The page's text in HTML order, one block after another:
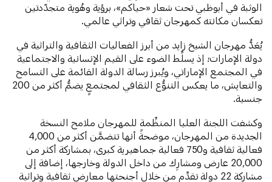
الوثبة في أبوظبي تحت شعار «حياكم»، برؤية وهُوية متجدّدتين
تعكسان مكانته كمهرجان ثقافي وتراثي عالمي.
يُعَدُّ مهرجان الشيخ زايد من أبرز الفعاليات الثقافية والتراثية في
دولة الإمارات؛ إذ يسلِّط الضوء على القيم الإنسانية والاجتماعية
في المجتمع الإماراتي، ويُبرز رسالة الدولة القائمة على التسامح
والتعايش، ما يعكس التنوُّع الثقافي لمجتمعٍ يضمُّ أكثر من 200
جنسية.
وكشفت اللجنة العليا المنظِّمة للمهرجان ملامح النسخة
الجديدة من المهرجان، موضحةً أنها تتضمَّن أكثر من 4,000
فعالية ثقافية و750 فعالية جماهيرية كبرى، بمشاركة أكثر من
20,000 عارض ومشارِك من داخل الدولة وخارجها، إضافة إلى
مشاركة 22 دولة تقدِّم من خلال أجنحتها معارض ثقافية وتراثية